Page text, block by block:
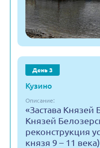
День 3
Кузино
Описание:
«Застава Князей
Князей
реконструкция
князя 9 – 11